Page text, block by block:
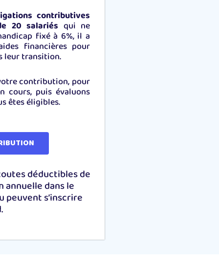
contributives
20 salariés qui ne
fixé à 6%, il a
financières pour
leur transition.
contribution, pour
cours, puis évaluons
êtes éligibles.
déductibles de
dans le
peuvent s’inscrire